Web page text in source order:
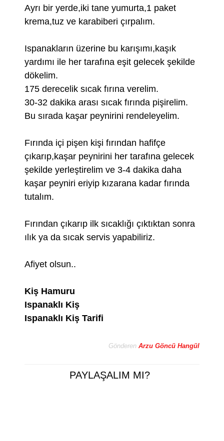
Ayrı bir yerde,iki tane yumurta,1 paket
krema,tuz ve karabiberi çırpalım.
Ispanakların üzerine bu karışımı,kaşık
yardımı ile her tarafına eşit gelecek şekilde
dökelim.
175 derecelik sıcak fırına verelim.
30-32 dakika arası sıcak fırında pişirelim.
Bu sırada kaşar peynirini rendeleyelim.
Fırında içi pişen kişi fırından hafifçe
çıkarıp,kaşar peynirini her tarafına gelecek
şekilde yerleştirelim ve 3-4 dakika daha
kaşar peyniri eriyip kızarana kadar fırında
tutalım.
Fırından çıkarıp ilk sıcaklığı çıktıktan sonra
ılık ya da sıcak servis yapabiliriz.
Afiyet olsun..
Kiş Hamuru
Ispanaklı Kiş
Ispanaklı Kiş Tarifi
Gönderen Arzu Göncü Hangül
PAYLAŞALIM MI?